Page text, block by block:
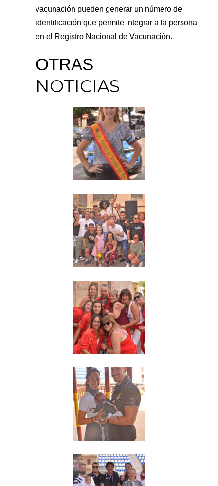
vacunación pueden generar un número de
identificación que permite integrar a la persona
en el Registro Nacional de Vacunación.
OTRAS
NOTICIAS